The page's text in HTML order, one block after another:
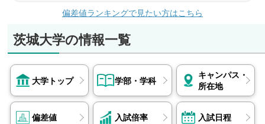
偏差値ランキングで見たい方はこちら
茨城大学の情報一覧
大学トップ 学部・学科
キャンパス・
所在地
偏差値 入試倍率 入試日程